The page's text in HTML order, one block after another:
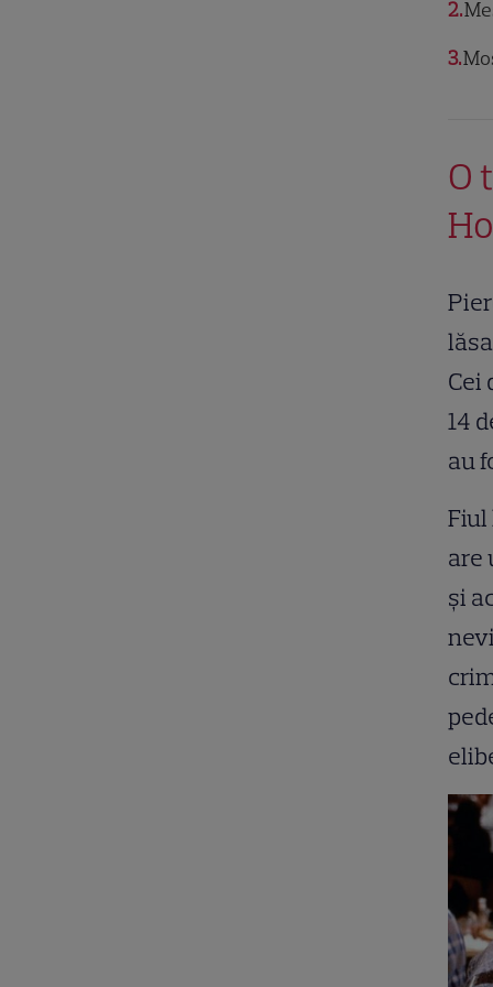
2
3
O
Cei
14
au
Fiul
are
și